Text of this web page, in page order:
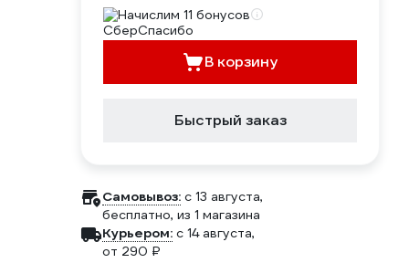
Начислим 11 бонусов
В корзину
Быстрый заказ
Самовывоз: c 13 августа,
бесплатно, из 1 магазина
Курьером: c 14 августа,
от 290 ₽